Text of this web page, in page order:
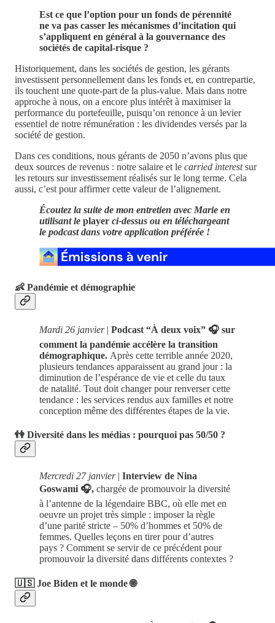
Est ce que l’option pour un fonds de pérennité
ne va pas casser les mécanismes d’incitation qui
s’appliquent en général à la gouvernance des
sociétés de capital-risque ?
Historiquement, dans les sociétés de gestion, les gérants
investissent personnellement dans les fonds et, en contrepartie,
ils touchent une quote-part de la plus-value. Mais dans notre
approche à nous, on a encore plus intérêt à maximiser la
performance du portefeuille, puisqu’on renonce à un levier
essentiel de notre rémunération : les dividendes versés par la
société de gestion.
Dans ces conditions, nous gérants de 2050 n’avons plus que
deux sources de revenus : notre salaire et le carried interestsur
les retours sur investissement réalisés sur le long terme. Cela
aussi, c’est pour affirmer cette valeur de l’alignement.
Écoutez la suite de mon entretien avec Marie en
utilisant le player ci-dessus ou en téléchargeant
le podcast dans votre application préférée !
👶 Pandémie et démographie
Mardi 26 janvier| Podcast “À deux voix” 🎧 sur
comment la pandémie accélère la transition
démographique. Après cette terrible année 2020,
plusieurs tendances apparaissent au grand jour : la
diminution de l’espérance de vie et celle du taux
de natalité. Tout doit changer pour renverser cette
tendance : les services rendus aux familles et notre
conception même des différentes étapes de la vie.
👫 Diversité dans les médias : pourquoi pas 50/50 ?
Mercredi 27 janvier| Interview de Nina
Goswami 🎧, chargée de promouvoir la diversité
à l’antenne de la légendaire BBC, où elle met en
oeuvre un projet très simple : imposer la règle
d’une parité stricte – 50% d’hommes et 50% de
femmes. Quelles leçons en tirer pour d’autres
pays ? Comment se servir de ce précédent pour
promouvoir la diversité dans différents contextes ?
🇺🇸 Joe Biden et le monde 🌐